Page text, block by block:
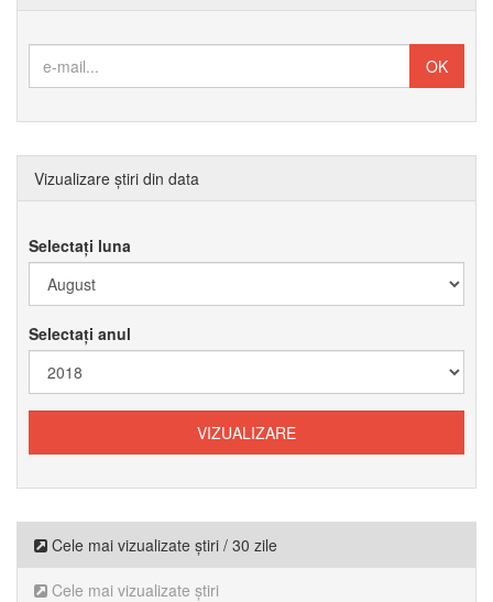
Vizualizare știri din data
Selectați luna
Selectați anul
Cele mai vizualizate știri / 30 zile
Cele mai vizualizate știri